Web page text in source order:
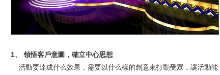
1、 領悟客戶意圖，確立中心思想
活動要達成什么效果，需要以什么樣的創意來打動受眾，讓活動能